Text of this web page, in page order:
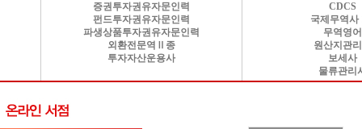
증권투자권유자문인력
펀드투자권유자문인력
파생상품투자권유자문인력
외환전문역Ⅱ종
투자자산운용사
CDCS
국제무역사
무역영어
원산지관
보세사
물류관리